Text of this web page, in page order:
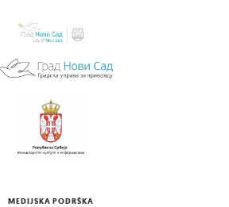
MEDIJSKA PODRŠKA